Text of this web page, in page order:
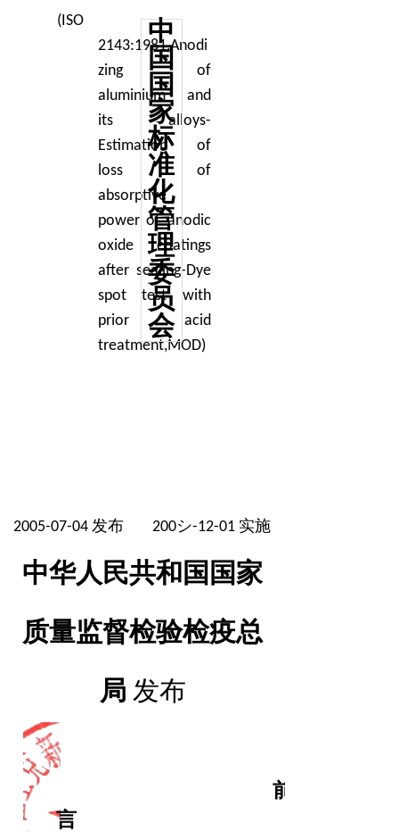
中
国
国
家
标
准
化
管
理
委
员
会
(ISO
2143:1981,Anodi
zing of
aluminium and
its alloys-
Estimation of
loss of
absorptive
power of anodic
oxide coatings
after sealing-Dye
spot test with
prior acid
treatment,MOD)
2005-07-04 发布 200シ-12-01 实施
中华人民共和国国家
质量监督检验检疫总
局 发布
前
言